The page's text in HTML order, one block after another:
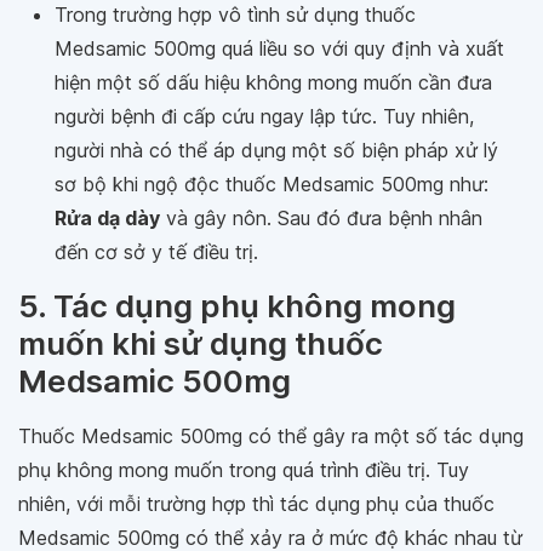
Trong trường hợp vô tình sử dụng thuốc
Medsamic 500mg quá liều so với quy định và xuất
hiện một số dấu hiệu không mong muốn cần đưa
người bệnh đi cấp cứu ngay lập tức. Tuy nhiên,
người nhà có thể áp dụng một số biện pháp xử lý
sơ bộ khi ngộ độc thuốc Medsamic 500mg như:
Rửa dạ dày và gây nôn. Sau đó đưa bệnh nhân
đến cơ sở y tế điều trị.
5. Tác dụng phụ không mong
muốn khi sử dụng thuốc
Medsamic 500mg
Thuốc Medsamic 500mg có thể gây ra một số tác dụng
phụ không mong muốn trong quá trình điều trị. Tuy
nhiên, với mỗi trường hợp thì tác dụng phụ của thuốc
Medsamic 500mg có thể xảy ra ở mức độ khác nhau từ